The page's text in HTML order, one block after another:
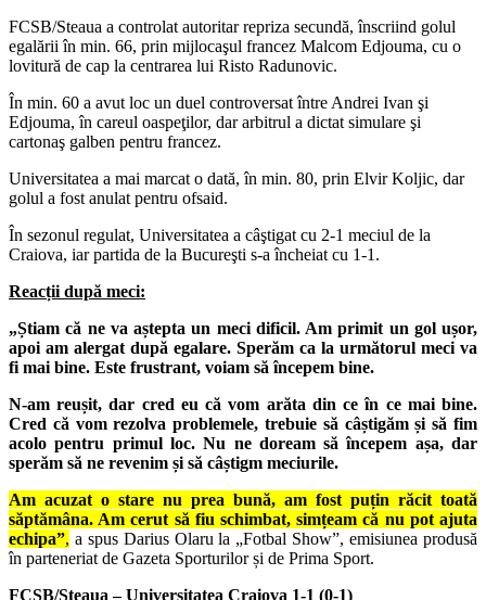
FCSB/Steaua a controlat autoritar repriza secundă, înscriind golul
egalării în min. 66, prin mijlocaşul francez Malcom Edjouma, cu o
lovitură de cap la centrarea lui Risto Radunovic.
În min. 60 a avut loc un duel controversat între Andrei Ivan şi
Edjouma, în careul oaspeţilor, dar arbitrul a dictat simulare şi
cartonaş galben pentru francez.
Universitatea a mai marcat o dată, în min. 80, prin Elvir Koljic, dar
golul a fost anulat pentru ofsaid.
În sezonul regulat, Universitatea a câştigat cu 2-1 meciul de la
Craiova, iar partida de la Bucureşti s-a încheiat cu 1-1.
Reacții după meci:
„Știam că ne va aștepta un meci dificil. Am primit un gol ușor,
apoi am alergat după egalare. Sperăm ca la următorul meci va
fi mai bine. Este frustrant, voiam să începem bine.
N-am reușit, dar cred eu că vom arăta din ce în ce mai bine.
Cred că vom rezolva problemele, trebuie să câștigăm și să fim
acolo pentru primul loc. Nu ne doream să începem așa, dar
sperăm să ne revenim și să câștigm meciurile.
Am acuzat o stare nu prea bună, am fost puțin răcit toată
săptămâna. Am cerut să fiu schimbat, simțeam că nu pot ajuta
echipa”, a spus Darius Olaru la „Fotbal Show”, emisiunea produsă
în parteneriat de Gazeta Sporturilor și de Prima Sport.
FCSB/Steaua – Universitatea Craiova 1-1 (0-1)